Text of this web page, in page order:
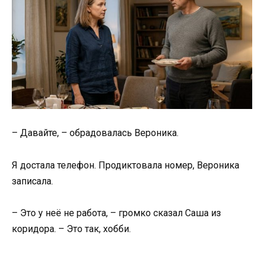
– Давайте, – обрадовалась Вероника.
Я достала телефон. Продиктовала номер, Вероника
записала.
– Это у неё не работа, – громко сказал Саша из
коридора. – Это так, хобби.